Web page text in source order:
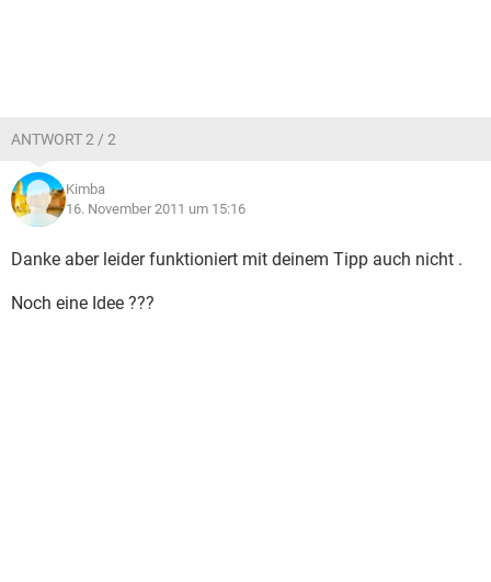
ANTWORT 2 / 2
Kimba
16. November 2011 um 15:16
Danke aber leider funktioniert mit deinem Tipp auch nicht .
Noch eine Idee ???